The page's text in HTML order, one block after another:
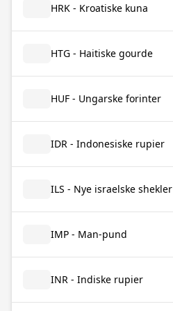
HRK - Kroatiske kuna
HTG - Haitiske gourde
HUF - Ungarske forinter
IDR - Indonesiske rupier
ILS - Nye israelske shekler
IMP - Man-pund
INR - Indiske rupier